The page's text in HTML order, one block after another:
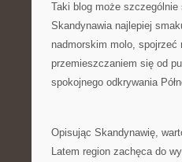
Taki blog może
Skandynawia najlepiej
nadmorskim molo,
przemieszczaniem się od
spokojnego odkrywania
Opisując Skandynawię,
Latem region zachęca do